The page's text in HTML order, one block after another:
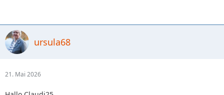
ursula68
21. Mai 2026